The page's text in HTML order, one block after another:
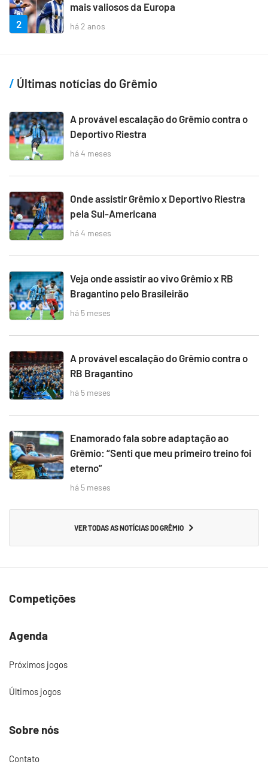
2
mais valiosos da Europa
há 2 anos
Últimas notícias do Grêmio
A provável escalação do Grêmio contra o
Deportivo Riestra
há 4 meses
Onde assistir Grêmio x Deportivo Riestra
pela Sul-Americana
há 4 meses
Veja onde assistir ao vivo Grêmio x RB
Bragantino pelo Brasileirão
há 5 meses
A provável escalação do Grêmio contra o
RB Bragantino
há 5 meses
Enamorado fala sobre adaptação ao
Grêmio: “Senti que meu primeiro treino foi
eterno”
há 5 meses
VER TODAS AS NOTÍCIAS DO GRÊMIO
Competições
Agenda
Próximos jogos
Últimos jogos
Sobre nós
Contato